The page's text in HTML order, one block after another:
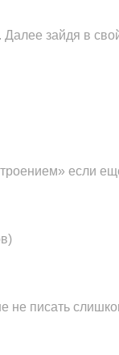
Далее зайдя в
если
не писать